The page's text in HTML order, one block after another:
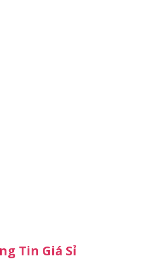
Tin Giá Sỉ